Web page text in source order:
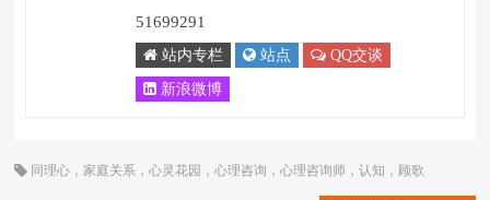
51699291
站内专栏 站点 QQ交谈
新浪微博
同理心 ，家庭关系 ，心灵花园 ，心理咨询 ，心理咨询师 ，认知 ， 顾歌